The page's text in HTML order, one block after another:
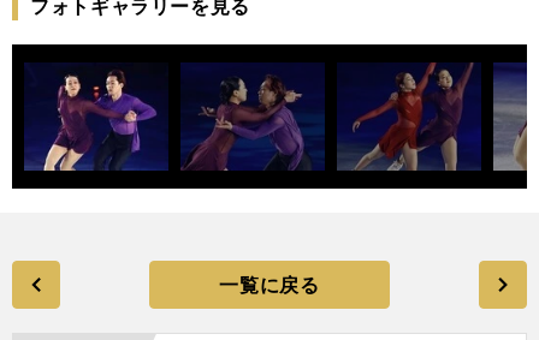
フォトギャラリーを見る
一覧に戻る